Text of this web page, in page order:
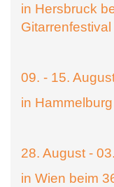
in Hersbruck
Gitarrenfestival
09. - 15.
in
28. August -
in Wien beim